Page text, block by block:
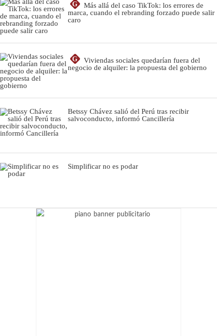
G
Más allá del caso TikTok: los errores de
marca, cuando el rebranding forzado puede salir
caro
G
Viviendas sociales quedarían fuera del
negocio de alquiler: la propuesta del gobierno
Betssy Chávez salió del Perú tras recibir
salvoconducto, informó Cancillería
Simplificar no es podar